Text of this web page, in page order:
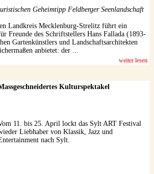
Geheimtipp Feldberger Seenlandschaft
Landkreis Mecklenburg-Strelitz führt ein
Freunde des Schriftstellers Hans Fallada (1893-
Gartenkünstlers und Landschaftsarchitekten
anbietet: der ...
weiter lesen
Kulturspektakel
11. bis 25. April lockt das Sylt ART Festival
Liebhaber von Klassik, Jazz und
nach Sylt.